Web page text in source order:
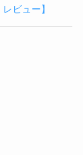
ビュー】